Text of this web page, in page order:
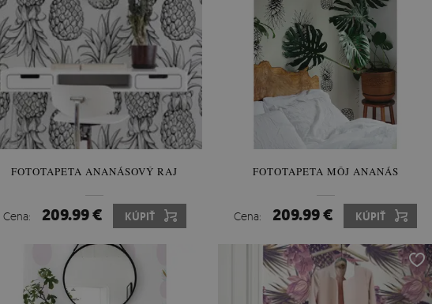
FOTOTAPETA ANANÁSOVÝ RAJ
Cena: 209.99 € KÚPIŤ
FOTOTAPETA MÔJ ANANÁS
Cena: 209.99 € KÚPIŤ